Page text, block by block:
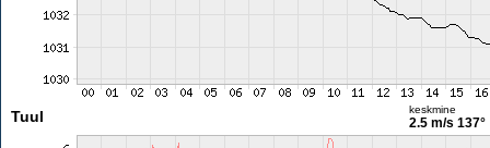
Tuul keskmine
2.5 m/s 137°